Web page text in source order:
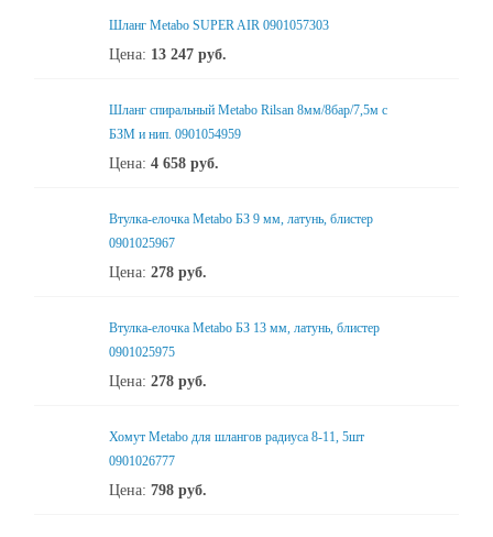
Шланг Metabo SUPER AIR 0901057303
Цена: 13 247 руб.
Шланг спиральный Metabo Rilsan 8мм/8бар/7,5м с
БЗМ и нип. 0901054959
Цена: 4 658 руб.
Втулка-елочка Metabo БЗ 9 мм, латунь, блистер
0901025967
Цена: 278 руб.
Втулка-елочка Metabo БЗ 13 мм, латунь, блистер
0901025975
Цена: 278 руб.
Хомут Metabo для шлангов радиуса 8-11, 5шт
0901026777
Цена: 798 руб.